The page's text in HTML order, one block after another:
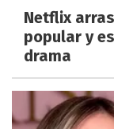
Netflix
popular y
drama